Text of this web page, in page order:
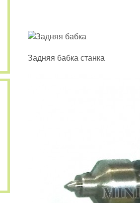
Задняя бабка станка